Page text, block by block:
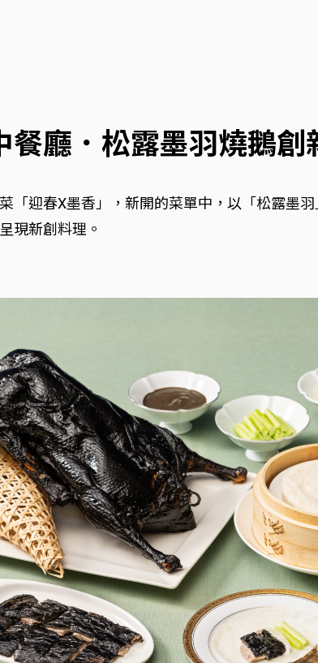
餐廳．松露墨羽燒鵝創
「迎春X墨香」，新開的菜單中，以「松露墨
現新創料理。